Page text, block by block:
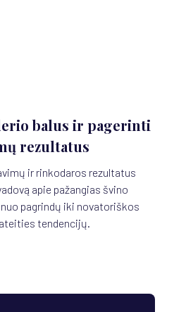
balus ir pagerinti
rezultatus
ir rinkodaros rezultatus
apie pažangias švino
pagrindų iki novatoriškos
tendencijų.